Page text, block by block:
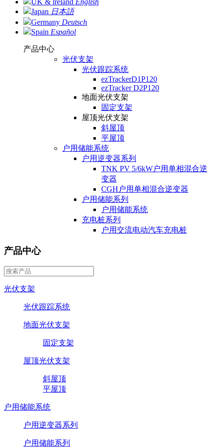
UK & lreland English
Japan 日本語
Germany Deutsch
Spain Español
产品中心
光伏支架
光伏跟踪系统
ezTrackerD1P120
ezTracker D2P120
地面光伏支架
固定支架
屋顶光伏支架
斜屋顶
平屋顶
户用储能系统
户用逆变器系列
TNK PV 5/6kW户用单相混合逆
变器
CGH户用单相混合逆变器
户用储能系列
户用储能系统
充电桩系列
户用交流电动汽车充电桩
产品中心
光伏支架
光伏跟踪系统
地面光伏支架
固定支架
屋顶光伏支架
斜屋顶
平屋顶
户用储能系统
户用逆变器系列
户用储能系列